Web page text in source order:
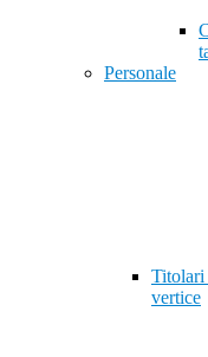
Personale
Titolari
vertice